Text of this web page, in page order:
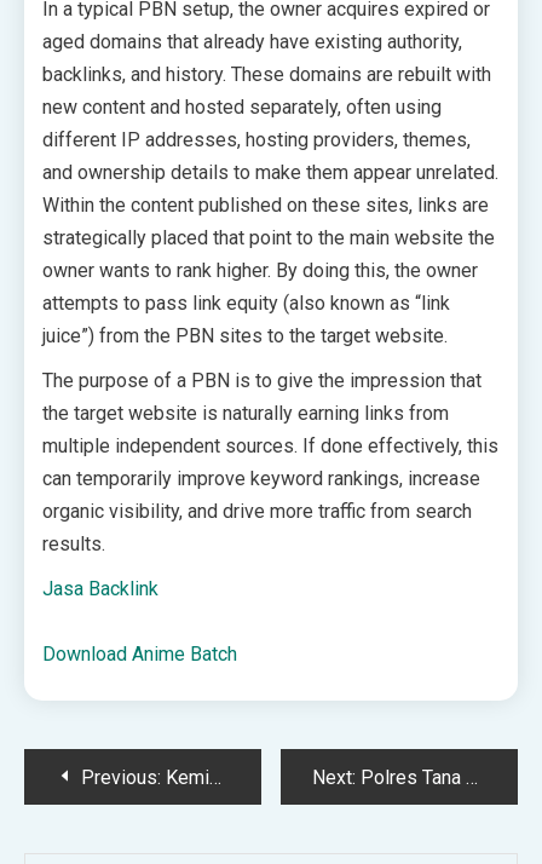
In a typical PBN setup, the owner acquires expired or
aged domains that already have existing authority,
backlinks, and history. These domains are rebuilt with
new content and hosted separately, often using
different IP addresses, hosting providers, themes,
and ownership details to make them appear unrelated.
Within the content published on these sites, links are
strategically placed that point to the main website the
owner wants to rank higher. By doing this, the owner
attempts to pass link equity (also known as “link
juice”) from the PBN sites to the target website.
The purpose of a PBN is to give the impression that
the target website is naturally earning links from
multiple independent sources. If done effectively, this
can temporarily improve keyword rankings, increase
organic visibility, and drive more traffic from search
results.
Jasa Backlink
Download Anime Batch
PostPrevious: Kemiskinan dan Kutukan Sumber Daya Alam Next: Polres Tana Toraja Sembelih 4 Ekor Sapi Kurban, Kapolres Jadi Khatib Idul Adha di Masjid Baitul Makmur